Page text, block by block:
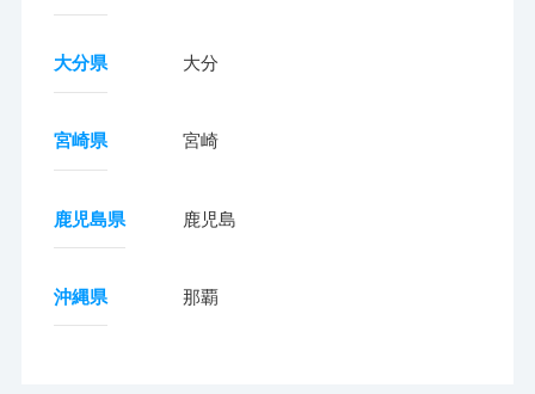
大分県 大分
宮崎県 宮崎
鹿児島県 鹿児島
沖縄県 那覇